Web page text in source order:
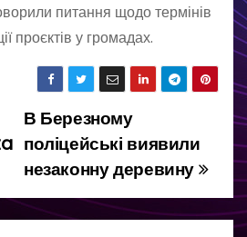
питання щодо термінів
проєктів у громадах.
В Березному
поліцейські виявили
незаконну деревину